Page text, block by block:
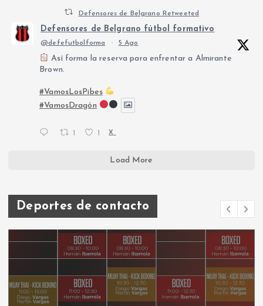
Defensores de Belgrano Retweeted
Defensores de Belgrano fútbol formativo
@defefutbolforma · 5 Ago
Así forma la reserva para enfrentar a Almirante
Brown.
#VamosLosPibes
#VamosDragón
X
Load More
Deportes de contacto